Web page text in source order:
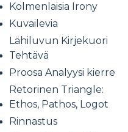
Kolmenlaisia ​​Irony
Kuvailevia
Lähiluvun Kirjekuori
Tehtävä
Proosa Analyysi kierre
Retorinen Triangle:
Ethos, Pathos, Logot
Rinnastus